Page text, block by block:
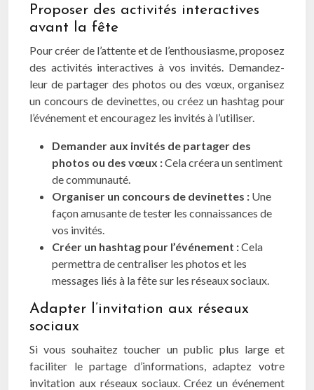
Proposer des activités interactives
avant la fête
Pour créer de l’attente et de l’enthousiasme, proposez
des activités interactives à vos invités. Demandez-
leur de partager des photos ou des vœux, organisez
un concours de devinettes, ou créez un hashtag pour
l’événement et encouragez les invités à l’utiliser.
Demander aux invités de partager des
photos ou des vœux :Cela créera un sentiment
de communauté.
Organiser un concours de devinettes : Une
façon amusante de tester les connaissances de
vos invités.
Créer un hashtag pour l’événement :Cela
permettra de centraliser les photos et les
messages liés à la fête sur les réseaux sociaux.
Adapter l’invitation aux réseaux
sociaux
Si vous souhaitez toucher un public plus large et
faciliter le partage d’informations, adaptez votre
invitation aux réseaux sociaux. Créez un événement